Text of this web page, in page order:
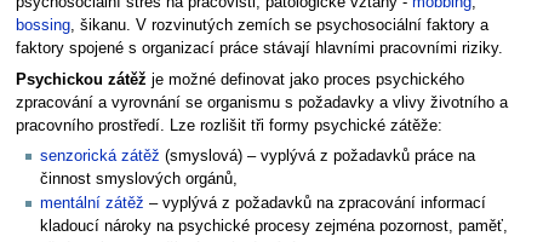
navigaci
vyhledávání
bossing, šikanu. V rozvinutých zemích se psychosociální faktory a
faktory spojené s organizací práce stávají hlavními pracovními riziky.
Psychickou zátěž je možné definovat jako proces psychického
zpracování a vyrovnání se organismu s požadavky a vlivy životního a
pracovního prostředí. Lze rozlišit tři formy psychické zátěže:
senzorická zátěž (smyslová) – vyplývá z požadavků práce na
činnost smyslových orgánů,
mentální zátěž – vyplývá z požadavků na zpracování informací
kladoucí nároky na psychické procesy zejména pozornost, paměť,